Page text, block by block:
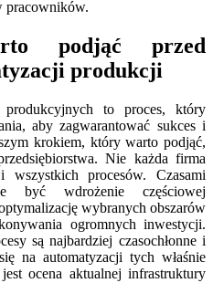
pracowników.
podjąć przed
produkcji
to proces, który
aby zagwarantować sukces i
krokiem, który warto podjąć,
Nie każda firma
wszystkich procesów. Czasami
być wdrożenie częściowej
wybranych obszarów
ogromnych inwestycji.
są najbardziej czasochłonne i
na automatyzacji tych właśnie
ocena aktualnej infrastruktury